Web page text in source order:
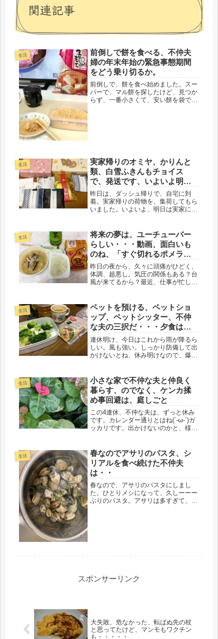
関連記事
生活
前倒しで餅を食べる、不仲夫
婦の年末年始の緊急事態期間
をどう乗り切るか。
前倒しで、餅を食べ始めました。スー
パーで、マル餅を探したけど、見つか
らず、一番小さくて、安い餅を袋で買
生活
実家帰りのオミヤ、かりんと
類、白雪ふきんもチョイス
で、発送です、いよいよ明日
は大阪～
昨日は、ダッシュ帰りで、自宅に到
着。実家帰りの荷物を、集荷してもら
いました。いよいよ、明日は実家に向
のは？」「部屋着、パジャマ類は、い
っぱい入れてある」「15日、夜勤に出
る...
生活
将来の夢は、ユーチューバー
らしい・・・動画、面白いも
のね、「すぐ切れるポメラニ
アン」観ています＾＾
昨日の夜から、久々に頭痛がひどく、
体調、超悪し。気圧の関係もある？台
風が来てるから？最近、仕事が忙しか
困るわ。(-_-;)昨夜に内に、今日、友人
との約束を土曜日に変更。無理...
生活
ペットを預ける、ペットショ
ップ、ペットシッター、不仲
な夫の三択だ・・・夕食はコ
ンビニトルティーヤ
連休明け、今日はこれから雨が降るら
しい。風も強い。しっかり防備して出
かけないとね、休み明けなので、爆発
だなぁ～(・_・;)通勤時間、自宅から
30分圏内、夢のまた夢だけど、や...
生活
小さな家で不仲な夫と仲良く
暮らす、のでなく、ケンカ揉
め事回避は、庭しごと
この4連休、不仲な夫は、ずっと休み
です。カレンダー通りとはね(´-ω-`)ガ
ッカリです。出かけないのかと、様子
ぁ・・・(-_-;)私が外出すれば問題は解
決するけど、お盆より人出...
生活
春なのでアサリのパスタ、シ
リアルを食べ続けた不仲夫
は・・
春なので、アサリのパスタにしまし
た。ひとりメシになって、久しーーー
ぶりのパスタ。アサリは多すぎて、て
スポンサーリンク
大失敗、危なかった、転ばぬ先の杖
と思ってたけど、マンモもワクチン
も・・・・・